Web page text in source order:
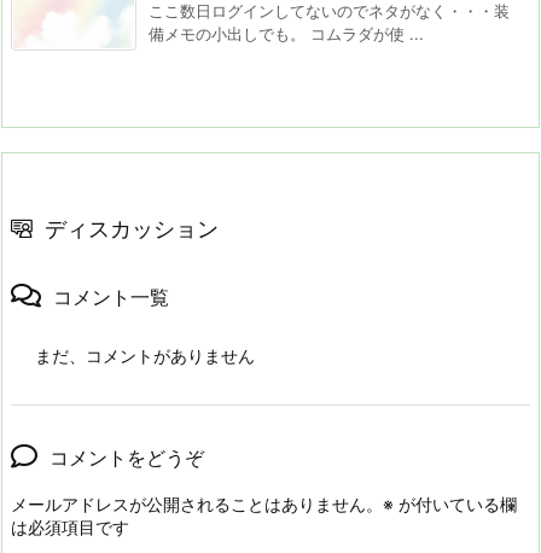
ここ数日ログインしてないのでネタがなく・・・装
備メモの小出しでも。 コムラダが使 ...
ディスカッション
コメント一覧
まだ、コメントがありません
コメントをどうぞ
メールアドレスが公開されることはありません。 ※ が付いている欄
は必須項目です